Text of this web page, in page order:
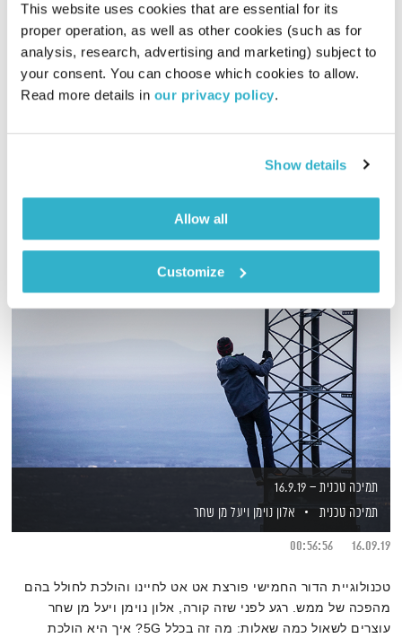
This website uses cookies that are essential for its
proper operation, as well as other cookies (such as for
analysis, research, advertising and marketing) subject to
your consent. You can choose which cookies to allow.
Read more details in our privacy policy.
Show details
Allow all
Customize
עולם קטן עם KAYAM
עולם קטן
אורי בנקהלטר
25.02.20
01:59:51
אודיו
תמיכה טכנית – 16.9.19
תמיכה טכנית
אלון נוימן ויעל מן שחר
16.09.19
00:56:56
טכנולוגיית הדור החמישי פורצת אט אט לחיינו והולכת לחולל בהם
מהפכה של ממש. רגע לפני שזה קורה, אלון נוימן ויעל מן שחר
עוצרים לשאול כמה שאלות: מה זה בכלל 5G? איך היא הולכת